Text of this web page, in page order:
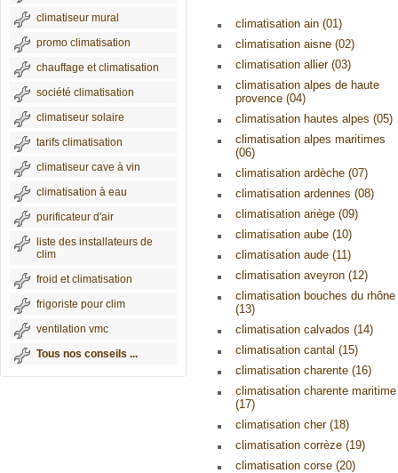
climatiseur mural
promo climatisation
chauffage et climatisation
société climatisation
climatiseur solaire
tarifs climatisation
climatiseur cave à vin
climatisation à eau
purificateur d'air
liste des installateurs de
clim
froid et climatisation
frigoriste pour clim
ventilation vmc
Tous nos conseils ...
climatisation ain (01)
climatisation aisne (02)
climatisation allier (03)
climatisation alpes de haute
provence (04)
climatisation hautes alpes (05)
climatisation alpes maritimes
(06)
climatisation ardèche (07)
climatisation ardennes (08)
climatisation ariège (09)
climatisation aube (10)
climatisation aude (11)
climatisation aveyron (12)
climatisation bouches du rhône
(13)
climatisation calvados (14)
climatisation cantal (15)
climatisation charente (16)
climatisation charente maritime
(17)
climatisation cher (18)
climatisation corrèze (19)
climatisation corse (20)